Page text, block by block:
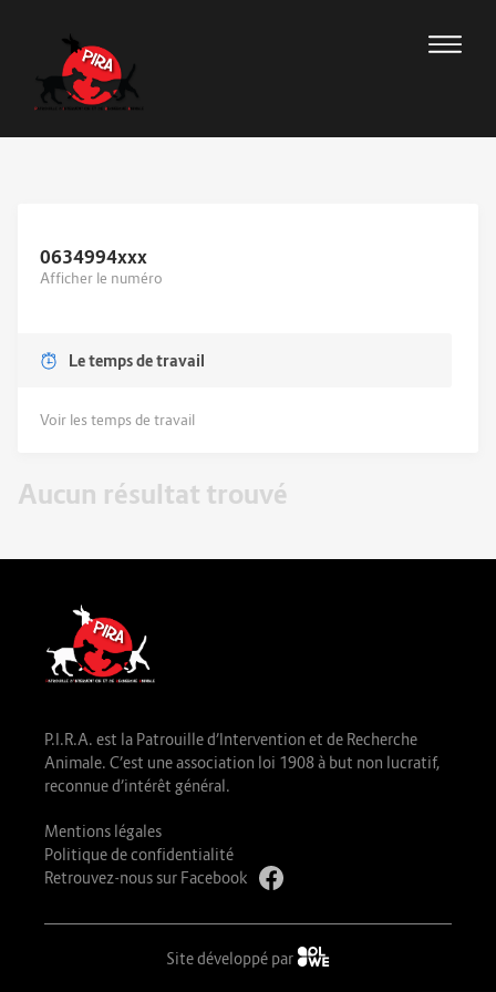
0634994xxx
Afficher le numéro
Le temps de travail
Voir les temps de travail
Aucun résultat trouvé
P.I.R.A. est la Patrouille d’Intervention et de Recherche
Animale. C’est une association loi 1908 à but non lucratif,
reconnue d’intérêt général.
Mentions légales
Politique de confidentialité
Retrouvez-nous sur Facebook
Site développé par